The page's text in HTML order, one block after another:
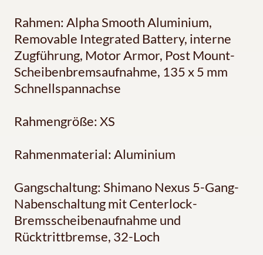
Rahmen: Alpha Smooth Aluminium,
Removable Integrated Battery, interne
Zugführung, Motor Armor, Post Mount-
Scheibenbremsaufnahme, 135 x 5 mm
Schnellspannachse
Rahmengröße: XS
Rahmenmaterial: Aluminium
Gangschaltung: Shimano Nexus 5-Gang-
Nabenschaltung mit Centerlock-
Bremsscheibenaufnahme und
Rücktrittbremse, 32-Loch